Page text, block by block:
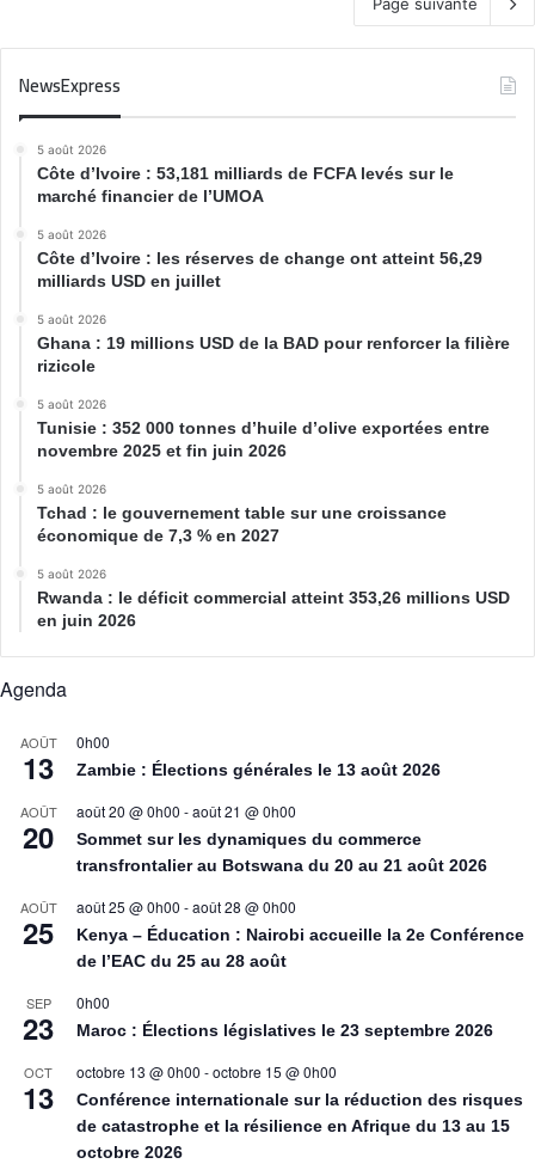
NewsExpress
5 août 2026
Côte d’Ivoire : 53,181 milliards de FCFA levés sur le
marché financier de l’UMOA
5 août 2026
Côte d’Ivoire : les réserves de change ont atteint 56,29
milliards USD en juillet
5 août 2026
Ghana : 19 millions USD de la BAD pour renforcer la filière
rizicole
5 août 2026
Tunisie : 352 000 tonnes d’huile d’olive exportées entre
novembre 2025 et fin juin 2026
5 août 2026
Tchad : le gouvernement table sur une croissance
économique de 7,3 % en 2027
5 août 2026
Rwanda : le déficit commercial atteint 353,26 millions USD
en juin 2026
Agenda
AOÛT
13
0h00
Zambie : Élections générales le 13 août 2026
AOÛT
20
août 20 @ 0h00 -août 21 @ 0h00
Sommet sur les dynamiques du commerce
transfrontalier au Botswana du 20 au 21 août 2026
AOÛT
25
août 25 @ 0h00 -août 28 @ 0h00
Kenya – Éducation : Nairobi accueille la 2e Conférence
de l’EAC du 25 au 28 août
SEP
23
0h00
Maroc : Élections législatives le 23 septembre 2026
OCT
13
octobre 13 @ 0h00 -octobre 15 @ 0h00
Conférence internationale sur la réduction des risques
de catastrophe et la résilience en Afrique du 13 au 15
octobre 2026